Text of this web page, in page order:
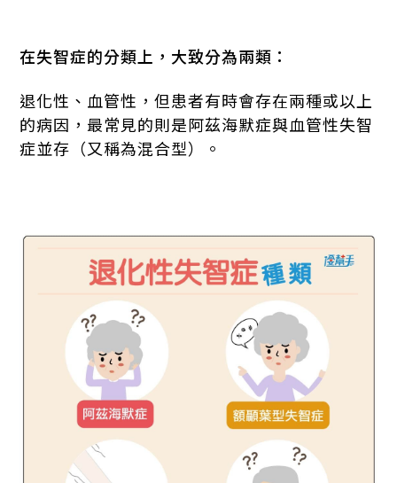
在失智症的分類上，大致分為兩類：
退化性、血管性，但患者有時會存在兩種或以上
的病因，最常見的則是阿茲海默症與血管性失智
症並存（又稱為混合型）。